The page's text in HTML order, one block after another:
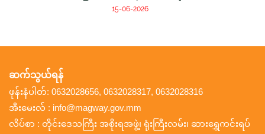
15-06-2026
ဆက်သွယ်ရန်
ဖုန်းနံပါတ်: 0632028656, 0632028317, 0632028316
အီးမေးလ် : info@magway.gov.mm
လိပ်စာ : တိုင်းဒေသကြီး အစိုးရအဖွဲ့၊ ရုံးကြီးလမ်း၊ ဆားရွှေကင်းရပ်